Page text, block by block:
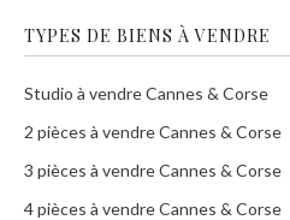
TYPES DE BIENS À VENDRE
Studio à vendre Cannes & Corse
2 pièces à vendre Cannes & Corse
3 pièces à vendre Cannes & Corse
4 pièces à vendre Cannes & Corse